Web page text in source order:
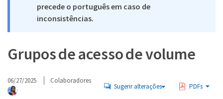
precede o português em caso de
inconsistências.
Grupos de acesso de volume
06/27/2025 Colaboradores
Sugerir alterações PDFs